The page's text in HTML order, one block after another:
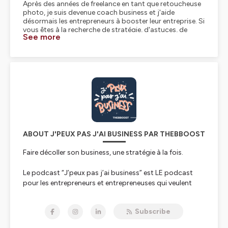
See more
ABOUT J'PEUX PAS J'AI BUSINESS PAR THEBBOOST
Faire décoller son business, une stratégie à la fois.
Le podcast “J’peux pas j’ai business” est LE podcast
pour les entrepreneurs et entrepreneuses qui veulent
Que vous soyez babypreneur ou entrepreneur confirmé,
Subscribe